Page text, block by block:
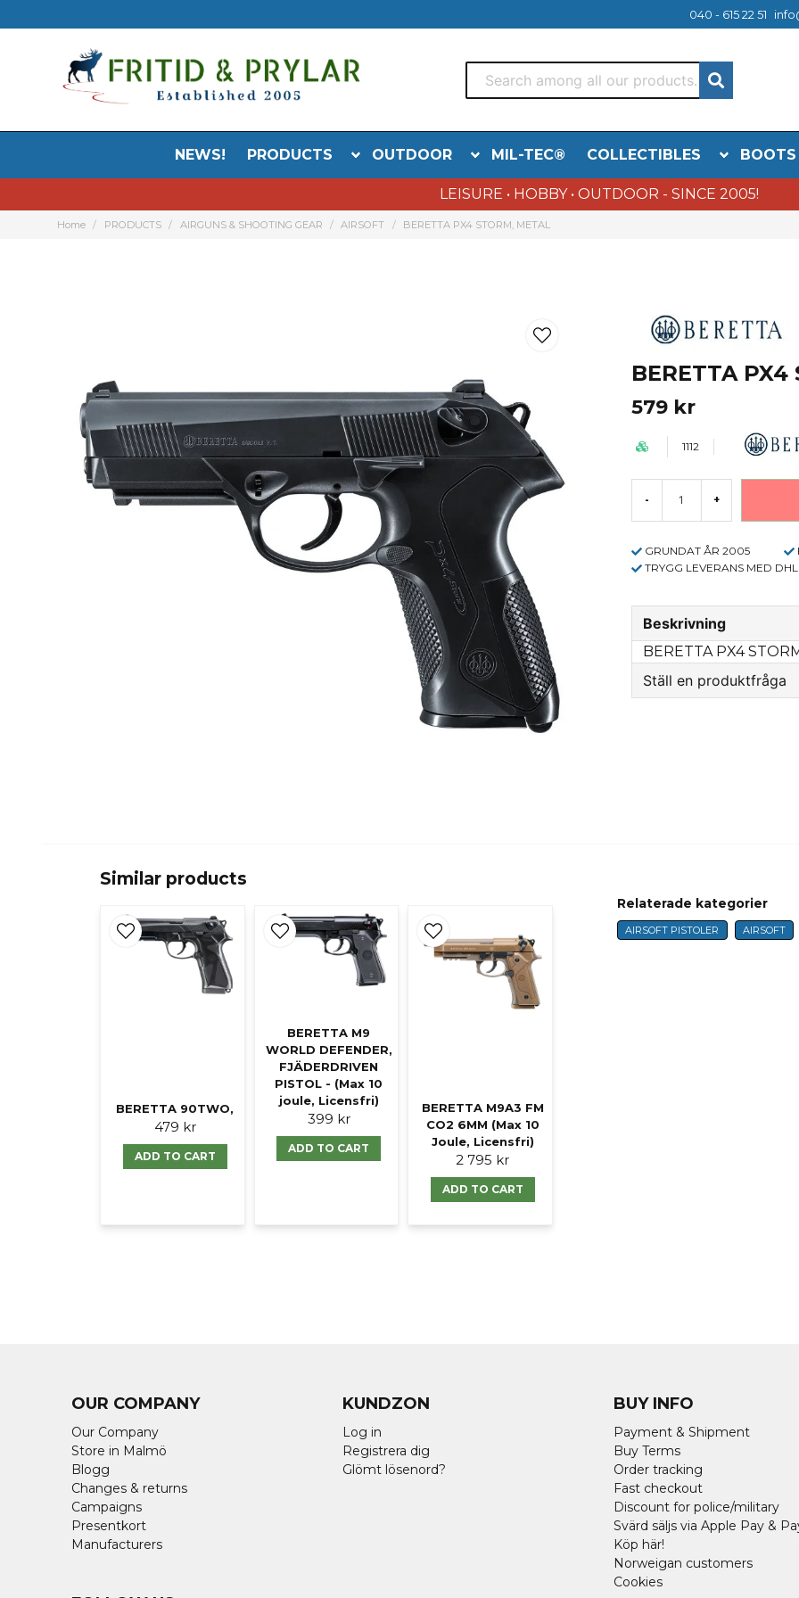
040 - 615 22 51
NEWS! PRODUCTS OUTDOOR MIL-TEC® COLLECTIBLES BOOTS
LEISURE • HOBBY • OUTDOOR - SINCE 2005!
Home PRODUCTS AIRGUNS & SHOOTING GEAR AIRSOFT BERETTA PX4 STORM, METAL
BERETTA PX4
579 kr
1112
- +
GRUNDAT ÅR 2005
TRYGG LEVERANS MED DHL
Beskrivning
BERETTA PX4
Ställ en produktfråga
Ja, ni får
Similar products
BERETTA 90TWO,
479 kr
ADD TO CART
BERETTA M9
WORLD DEFENDER,
FJÄDERDRIVEN
PISTOL - (Max 10
joule, Licensfri)
399 kr
ADD TO CART
BERETTA M9A3 FM
CO2 6MM (Max 10
Joule, Licensfri)
2 795 kr
ADD TO CART
Relaterade kategorier
AIRSOFT PISTOLER AIRSOFT
OUR COMPANY
Our Company
Store in Malmö
Blogg
Changes & returns
Campaigns
Presentkort
Manufacturers
KUNDZON
Log in
Registrera dig
Glömt lösenord?
BUY INFO
Payment & Shipment
Buy Terms
Order tracking
Fast checkout
Discount for police/military
Svärd säljs via Apple Pay &
Köp här!
Norweigan customers
Cookies